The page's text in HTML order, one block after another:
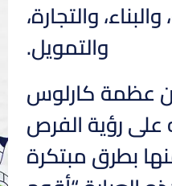
والتجارة،
والتمويل.
عظمة كارلوس
رؤية الفرص
بطرق مبتكرة